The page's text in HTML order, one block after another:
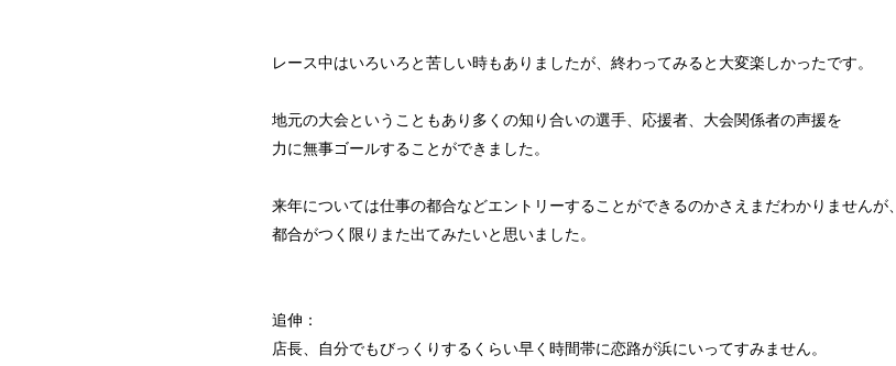
レース中はいろいろと苦しい時もありましたが、終わってみると大変楽しかったです。
地元の大会ということもあり多くの知り合いの選手、応援者、大会関係者の声援を
力に無事ゴールすることができました。
来年については仕事の都合などエントリーすることができるのかさえまだわかりませんが、
都合がつく限りまた出てみたいと思いました。
追伸：
店長、自分でもびっくりするくらい早く時間帯に恋路が浜にいってすみません。